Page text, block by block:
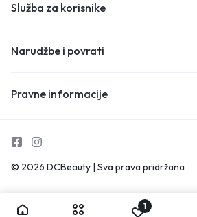
Služba za korisnike
Narudžbe i povrati
Pravne informacije
© 2026 DCBeauty | Sva prava pridržana
1